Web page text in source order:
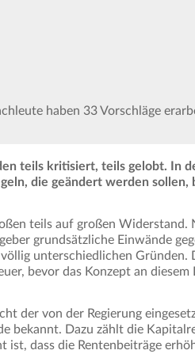
haben 33 Vorschläge
teils kritisiert, teils gelobt. In
die geändert werden sollen,
teils auf großen Widerstand.
grundsätzliche Einwände
unterschiedlichen Gründen.
bevor das Konzept an diesem
der von der Regierung
bekannt. Dazu zählt die
ist, dass die Rentenbeiträge